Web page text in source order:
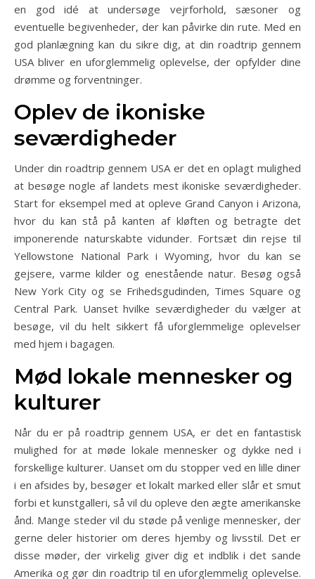
en god idé at undersøge vejrforhold, sæsoner og
eventuelle begivenheder, der kan påvirke din rute. Med en
god planlægning kan du sikre dig, at din roadtrip gennem
USA bliver en uforglemmelig oplevelse, der opfylder dine
drømme og forventninger.
Oplev de ikoniske
seværdigheder
Under din roadtrip gennem USA er det en oplagt mulighed
at besøge nogle af landets mest ikoniske seværdigheder.
Start for eksempel med at opleve Grand Canyon i Arizona,
hvor du kan stå på kanten af kløften og betragte det
imponerende naturskabte vidunder. Fortsæt din rejse til
Yellowstone National Park i Wyoming, hvor du kan se
gejsere, varme kilder og enestående natur. Besøg også
New York City og se Frihedsgudinden, Times Square og
Central Park. Uanset hvilke seværdigheder du vælger at
besøge, vil du helt sikkert få uforglemmelige oplevelser
med hjem i bagagen.
Mød lokale mennesker og
kulturer
Når du er på roadtrip gennem USA, er det en fantastisk
mulighed for at møde lokale mennesker og dykke ned i
forskellige kulturer. Uanset om du stopper ved en lille diner
i en afsides by, besøger et lokalt marked eller slår et smut
forbi et kunstgalleri, så vil du opleve den ægte amerikanske
ånd. Mange steder vil du støde på venlige mennesker, der
gerne deler historier om deres hjemby og livsstil. Det er
disse møder, der virkelig giver dig et indblik i det sande
Amerika og gør din roadtrip til en uforglemmelig oplevelse.